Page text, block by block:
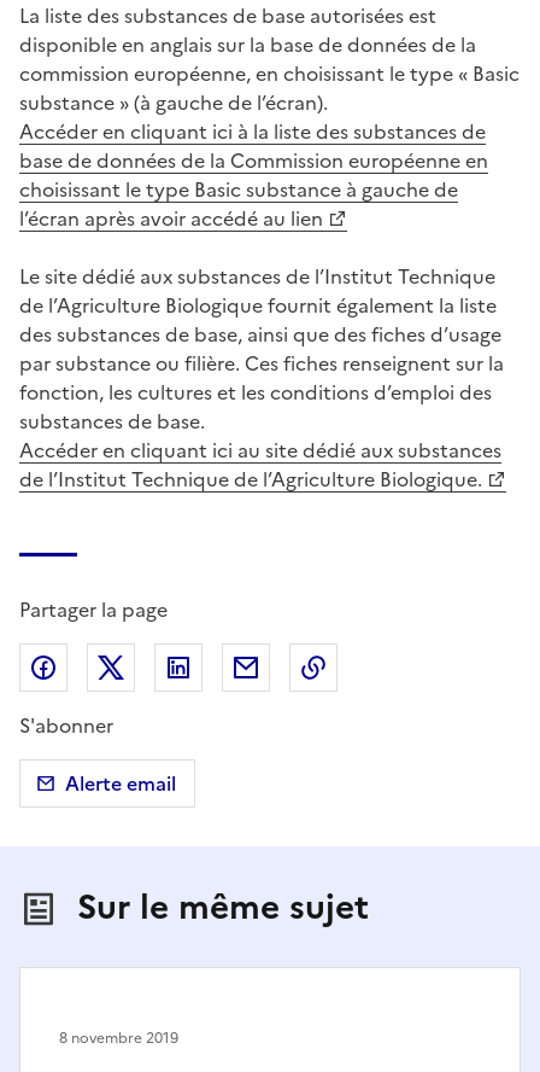
La liste des substances de base autorisées est
disponible en anglais sur la base de données de la
commission européenne, en choisissant le type « Basic
substance » (à gauche de l’écran).
Accéder en cliquant ici à la liste des substances de
base de données de la Commission européenne en
choisissant le type Basic substance à gauche de
l’écran après avoir accédé au lien
Le site dédié aux substances de l’Institut Technique
de l’Agriculture Biologique fournit également la liste
des substances de base, ainsi que des fiches d’usage
par substance ou filière. Ces fiches renseignent sur la
fonction, les cultures et les conditions d’emploi des
substances de base.
Accéder en cliquant ici au site dédié aux substances
de l’Institut Technique de l’Agriculture Biologique.
Partager la page
Partager sur Facebook
Partager sur X (anciennement Twitter)
Partager sur LinkedIn
Partager par email
S'abonner
Alerte email
Sur le même sujet
8 novembre 2019